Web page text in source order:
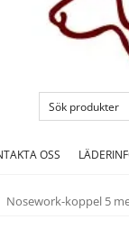
OSS
Nosework-koppel 5